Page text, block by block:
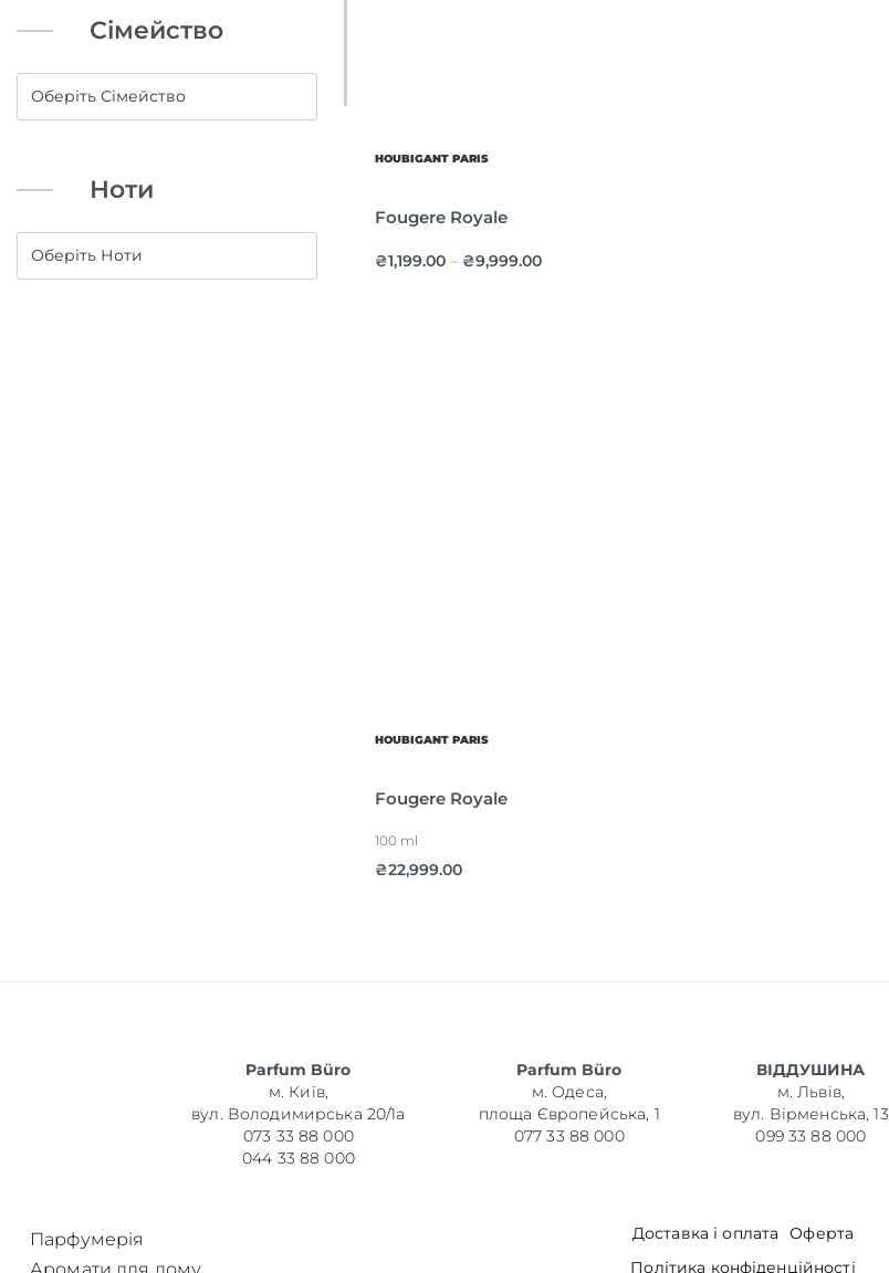
Сімейство
Ноти
HOUBIGANT PARIS
Fougere Royale
₴1,199.00 – ₴9,999.00
HOUBIGANT PARIS
Fougere Royale
100 ml
₴22,999.00
Parfum Büro
м. Київ,
вул. Володимирська 20/1а
073 33 88 000
044 33 88 000
Parfum Büro
м. Одеса,
площа Європейська, 1
077 33 88 000
ВІДДУШИНА
м. Львів,
вул. Вірменська, 13
099 33 88 000
Парфумерія
Доставка і оплата
Оферта
Політика конфіденційності